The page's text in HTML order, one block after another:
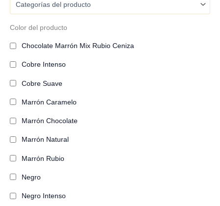
Color del producto
Chocolate Marrón Mix Rubio Ceniza
Cobre Intenso
Cobre Suave
Marrón Caramelo
Marrón Chocolate
Marrón Natural
Marrón Rubio
Negro
Negro Intenso